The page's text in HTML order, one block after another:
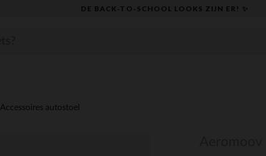
DE BACK-TO-SCHOOL LOOKS ZIJN ER! ✨
Accessoires autostoel